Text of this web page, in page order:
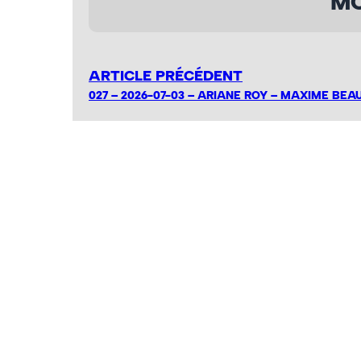
ARTICLE PRÉCÉDENT
027 – 2026-07-03 – ARIANE ROY – MAXIME